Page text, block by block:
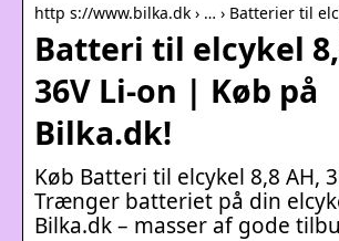
http s://www.bilka.dk › … › Batterier til
Batteri til elcykel
36V Li-on | Køb på
Bilka.dk!
Køb Batteri til elcykel 8,8 AH,
Trænger batteriet på din
Bilka.dk – masser af gode